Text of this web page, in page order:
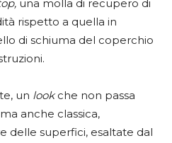
una molla di recupero di
rispetto a quella in
di schiuma del coperchio
un lookche non passa
anche classica,
delle superfici, esaltate dal